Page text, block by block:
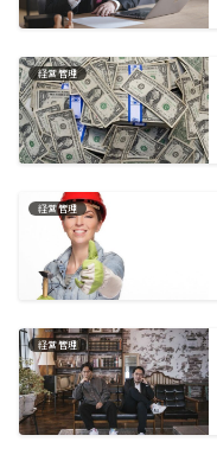
経営管理
経営管理
経営管理